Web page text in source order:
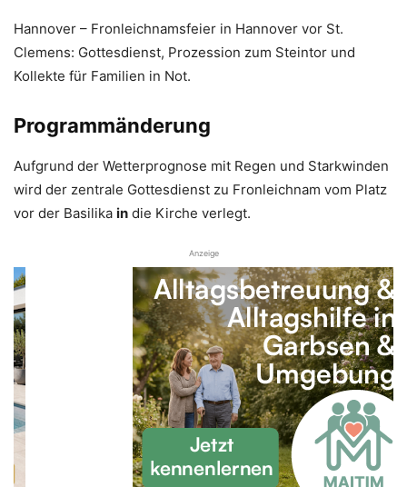
Hannover – Fronleichnamsfeier in Hannover vor St.
Clemens: Gottesdienst, Prozession zum Steintor und
Kollekte für Familien in Not.
Programmänderung
Aufgrund der Wetterprognose mit Regen und Starkwinden
wird der zentrale Gottesdienst zu Fronleichnam vom Platz
vor der Basilika in die Kirche verlegt.
Anzeige